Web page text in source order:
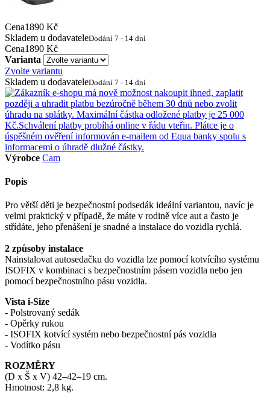
Cena1890 Kč
Skladem u dodavateleDodání 7 - 14 dní
Cena1890 Kč
Varianta
Zvolte variantu
Skladem u dodavateleDodání 7 - 14 dní
Výrobce Cam
Popis
Pro větší děti je bezpečnostní podsedák ideální variantou, navíc je
velmi praktický v případě, že máte v rodině více aut a často je
střídáte, jeho přenášení je snadné a instalace do vozidla rychlá.
2 způsoby instalace
Nainstalovat autosedačku do vozidla lze pomocí kotvícího systému
ISOFIX v kombinaci s bezpečnostním pásem vozidla nebo jen
pomocí bezpečnostního pásu vozidla.
Vista i-Size
- Polstrovaný sedák
- Opěrky rukou
- ISOFIX kotvící systém nebo bezpečnostní pás vozidla
- Vodítko pásu
ROZMĚRY
(D x Š x V) 42–42–19 cm.
Hmotnost: 2,8 kg.